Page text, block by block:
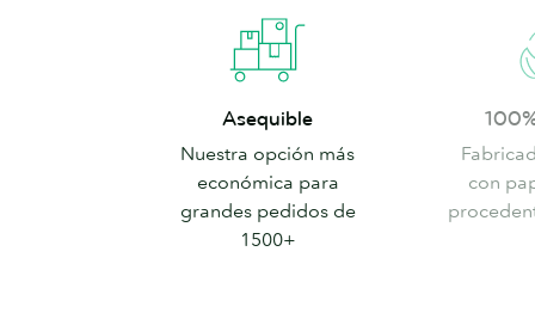
Asequible
Nuestra opción más
económica para
grandes pedidos de
1500+
con